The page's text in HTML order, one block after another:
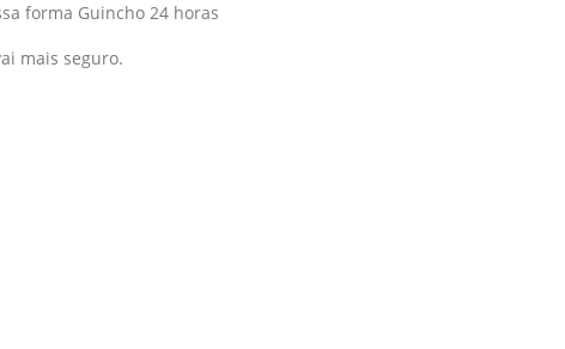
forma Guincho 24 horas
mais seguro.